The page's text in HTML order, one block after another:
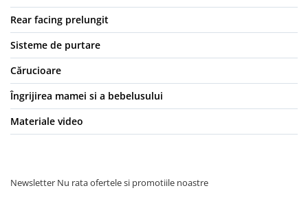
Rear facing prelungit
Sisteme de purtare
Cărucioare
Îngrijirea mamei si a bebelusului
Materiale video
Newsletter Nu rata ofertele si promotiile noastre